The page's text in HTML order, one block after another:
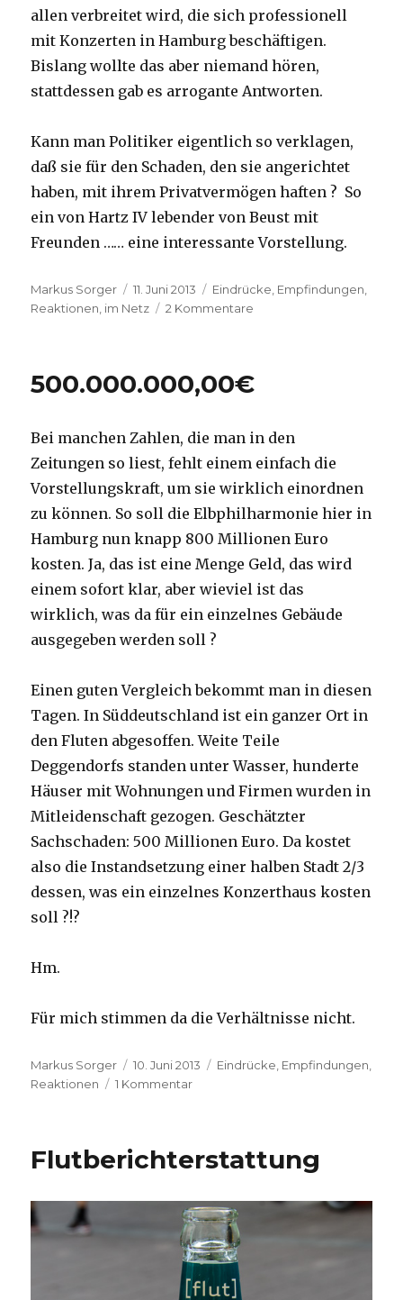
allen verbreitet wird, die sich professionell
mit Konzerten in Hamburg beschäftigen.
Bislang wollte das aber niemand hören,
stattdessen gab es arrogante Antworten.
Kann man Politiker eigentlich so verklagen,
daß sie für den Schaden, den sie angerichtet
haben, mit ihrem Privatvermögen haften ? So
ein von Hartz IV lebender von Beust mit
Freunden …… eine interessante Vorstellung.
Autor
Markus Sorger
Veröffentlicht
am
11. Juni 2013 Kategorien
Eindrücke, Empfindungen,
Reaktionen im Netz 2 Kommentare
500.000.000,00€
Bei manchen Zahlen, die man in den
Zeitungen so liest, fehlt einem einfach die
Vorstellungskraft, um sie wirklich einordnen
zu können. So soll die Elbphilharmonie hier in
Hamburg nun knapp 800 Millionen Euro
kosten. Ja, das ist eine Menge Geld, das wird
einem sofort klar, aber wieviel ist das
wirklich, was da für ein einzelnes Gebäude
ausgegeben werden soll ?
Einen guten Vergleich bekommt man in diesen
Tagen. In Süddeutschland ist ein ganzer Ort in
den Fluten abgesoffen. Weite Teile
Deggendorfs standen unter Wasser, hunderte
Häuser mit Wohnungen und Firmen wurden in
Mitleidenschaft gezogen. Geschätzter
Sachschaden: 500 Millionen Euro. Da kostet
also die Instandsetzung einer halben Stadt 2/3
dessen, was ein einzelnes Konzerthaus kosten
soll ?!?
Hm.
Für mich stimmen da die Verhältnisse nicht.
Autor
Markus Sorger
Veröffentlicht
am
10. Juni 2013 Kategorien
Eindrücke, Empfindungen,
Reaktionen
1 Kommentarzu
Flutberichterstattung